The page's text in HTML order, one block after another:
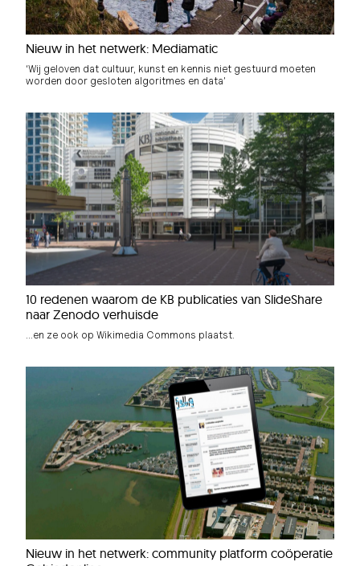
Nieuw in het netwerk: Mediamatic
‘Wij geloven dat cultuur, kunst en kennis niet gestuurd moeten
worden door gesloten algoritmes en data’
10 redenen waarom de KB publicaties van SlideShare
naar Zenodo verhuisde
...en ze ook op Wikimedia Commons plaatst.
Nieuw in het netwerk: community platform coöperatie